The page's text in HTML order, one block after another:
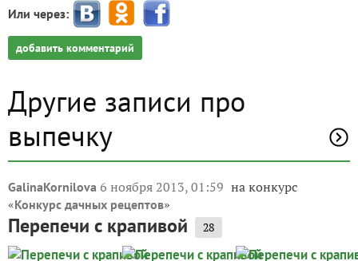
Или через:
добавить комментарий
Другие записи про
выпечку
GalinaKornilova 6 ноября 2013, 01:59 на конкурс
«Конкурс дачных рецептов»
Перепечи с крапивой 28